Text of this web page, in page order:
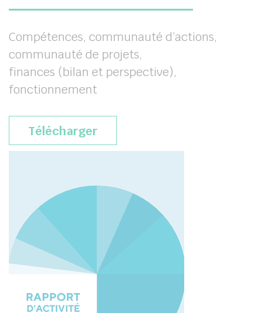
Compétences, communauté d’actions,
communauté de projets,
finances (bilan et perspective),
fonctionnement
Télécharger